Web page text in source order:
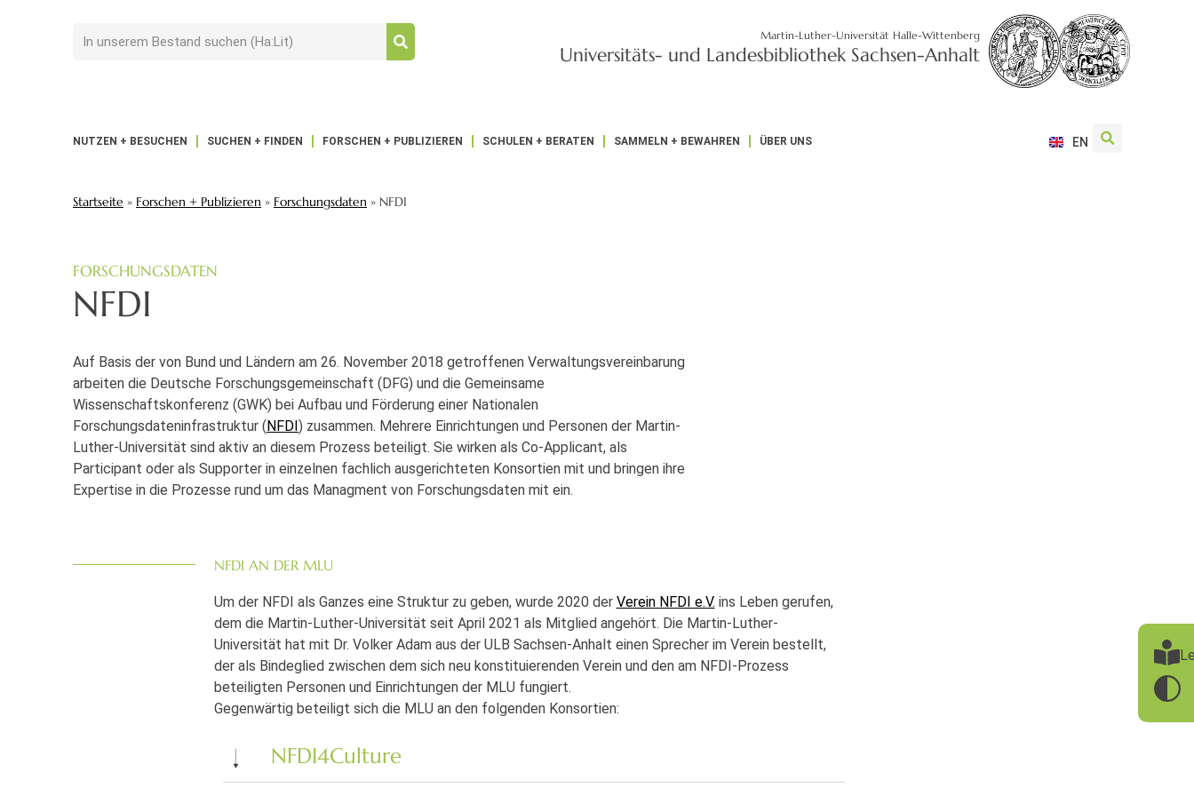
Martin-Luther-Universität Halle-Wittenberg
Universitäts- und Landesbibliothek Sachsen-Anhalt
NUTZEN + BESUCHEN SUCHEN + FINDEN FORSCHEN + PUBLIZIEREN SCHULEN + BERATEN SAMMELN + BEWAHREN ÜBER UNS EN
Startseite » Forschen + Publizieren » Forschungsdaten » NFDI
FORSCHUNGSDATEN
NFDI
Auf Basis der von Bund und Ländern am 26. November 2018 getroffenen Verwaltungsvereinbarung
arbeiten die Deutsche Forschungsgemeinschaft (DFG) und die Gemeinsame
Wissenschaftskonferenz (GWK) bei Aufbau und Förderung einer Nationalen
Forschungsdateninfrastruktur (NFDI) zusammen. Mehrere Einrichtungen und Personen der Martin-
Luther-Universität sind aktiv an diesem Prozess beteiligt. Sie wirken als Co-Applicant, als
Participant oder als Supporter in einzelnen fachlich ausgerichteten Konsortien mit und bringen ihre
Expertise in die Prozesse rund um das Managment von Forschungsdaten mit ein.
NFDI AN DER MLU
Um der NFDI als Ganzes eine Struktur zu geben, wurde 2020 der Verein NFDI e.V. ins Leben gerufen,
dem die Martin-Luther-Universität seit April 2021 als Mitglied angehört. Die Martin-Luther-
Universität hat mit Dr. Volker Adam aus der ULB Sachsen-Anhalt einen Sprecher im Verein bestellt,
der als Bindeglied zwischen dem sich neu konstituierenden Verein und den am NFDI-Prozess
beteiligten Personen und Einrichtungen der MLU fungiert.
Gegenwärtig beteiligt sich die MLU an den folgenden Konsortien:
NFDI4Culture